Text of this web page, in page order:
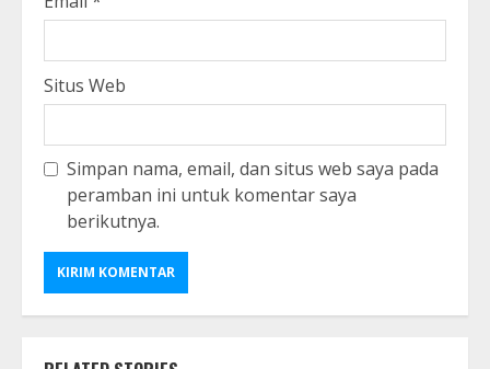
Situs Web
Simpan nama, email, dan situs web saya pada
peramban ini untuk komentar saya
berikutnya.